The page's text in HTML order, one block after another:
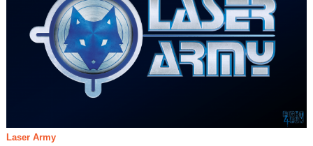
Laser Army